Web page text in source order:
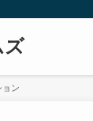
ズ
ョン